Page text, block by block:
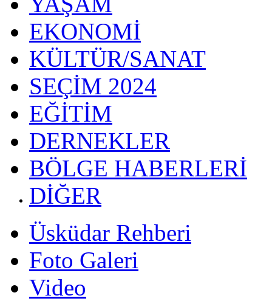
EKONOMİ
KÜLTÜR/SANAT
SEÇİM 2024
EĞİTİM
DERNEKLER
BÖLGE HABERLERİ
DİĞER
Üsküdar Rehberi
Foto Galeri
Video